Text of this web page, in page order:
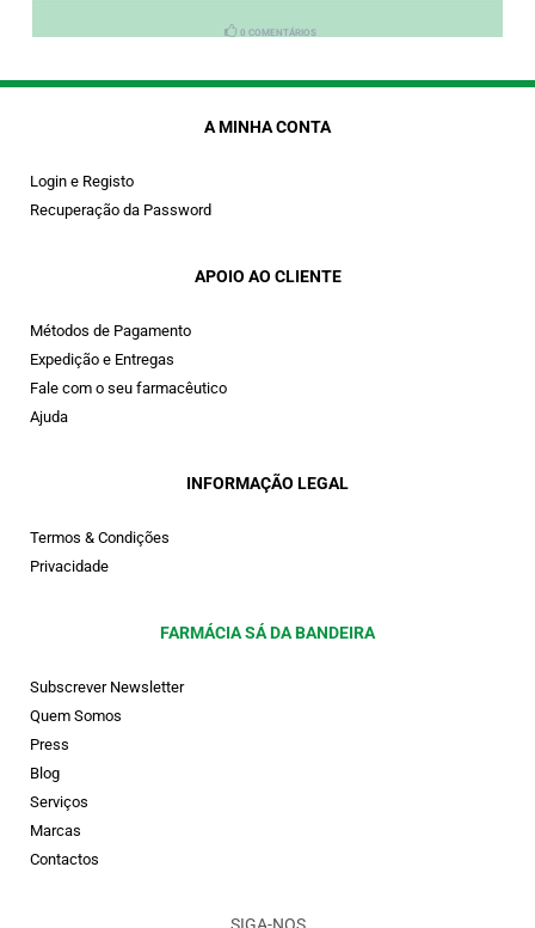
0 COMENTÁRIOS
A MINHA CONTA
Login e Registo
Recuperação da Password
APOIO AO CLIENTE
Métodos de Pagamento
Expedição e Entregas
Fale com o seu farmacêutico
Ajuda
INFORMAÇÃO LEGAL
Termos & Condições
Privacidade
FARMÁCIA SÁ DA BANDEIRA
Subscrever Newsletter
Quem Somos
Press
Blog
Serviços
Marcas
Contactos